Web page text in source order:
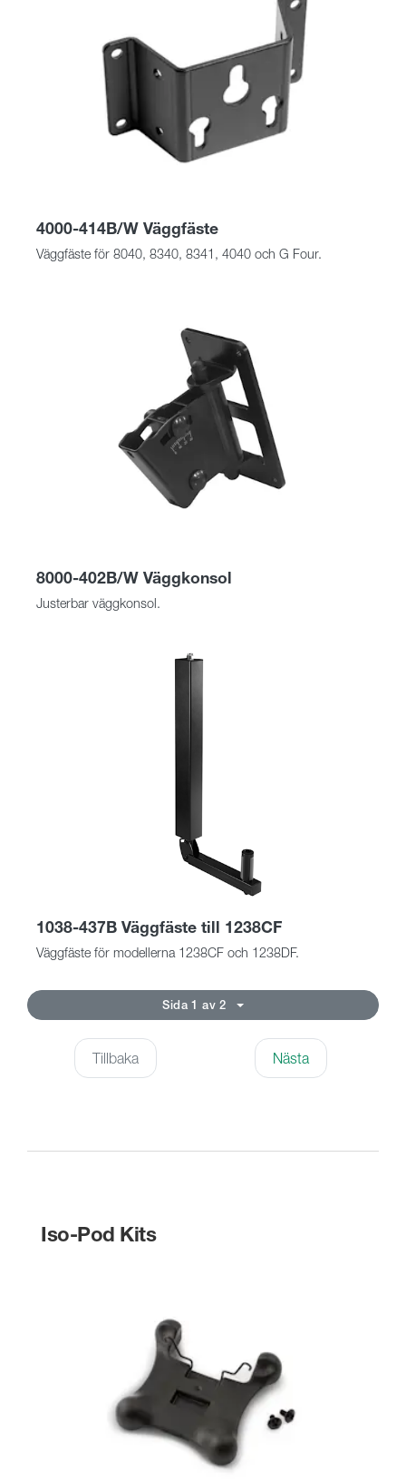
4000-414B/W Väggfäste
Väggfäste för 8040, 8340, 8341, 4040 och G Four.
8000-402B/W Väggkonsol
Justerbar väggkonsol.
1038-437B Väggfäste till 1238CF
Väggfäste för modellerna 1238CF och 1238DF.
Sida 1 av 2
Tillbaka Nästa
Iso-Pod Kits